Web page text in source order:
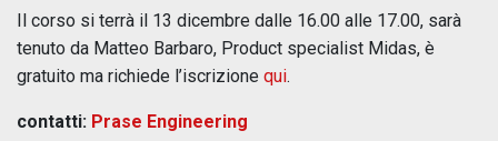
Il corso si terrà il 13 dicembre dalle 16.00 alle 17.00, sarà
tenuto da Matteo Barbaro, Product specialist Midas, è
gratuito ma richiede l’iscrizione qui.
contatti: Prase Engineering